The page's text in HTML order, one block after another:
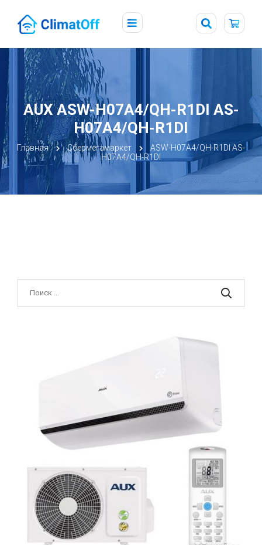
AUX ASW-H07A4/QH-R1DI AS-
H07A4/QH-R1DI
Главная Сбермегамаркет
ASW-H07A4/QH-R1DI AS-
H07A4/QH-R1DI